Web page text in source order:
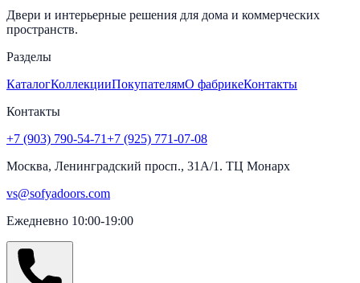
Двери и интерьерные решения для дома и коммерческих
пространств.
Разделы
КаталогКоллекцииПокупателямО фабрикеКонтакты
Контакты
+7 (903) 790-54-71+7 (925) 771-07-08
Москва, Ленинградский просп., 31А/1. ТЦ Монарх
vs@sofyadoors.com
Ежедневно 10:00-19:00